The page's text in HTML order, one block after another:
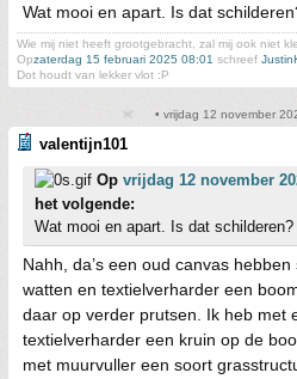
Wat mooi en apart. Is dat
Wie mij niet heeft grootgebracht, zal mij ook niet
Opzaterdag 15 februari 2025 08:01 schreef
Dot houdt van lekker vlot :P
• vrijdag 12 november
valentijn101
Op vrijdag 12 november
het volgende:
Wat mooi en apart. Is dat schilderen?
Nahh, da’s een oud canvas
watten en textielverharder een
daar op verder prutsen. Ik heb met
textielverharder een kruin op de
met muurvuller een soort